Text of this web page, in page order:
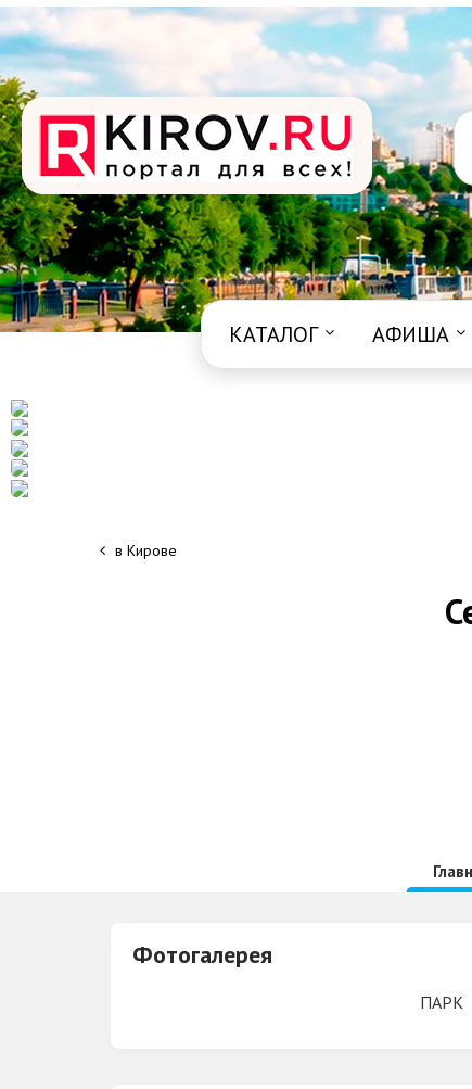
КАТАЛОГ АФИША
в Кирове
Фотогалерея
ПАРК